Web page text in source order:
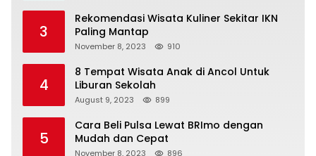
3
Rekomendasi Wisata Kuliner Sekitar IKN
Paling Mantap
November 8, 2023 910
4
8 Tempat Wisata Anak di Ancol Untuk
Liburan Sekolah
August 9, 2023 899
5
Cara Beli Pulsa Lewat BRImo dengan
Mudah dan Cepat
November 8, 2023 896